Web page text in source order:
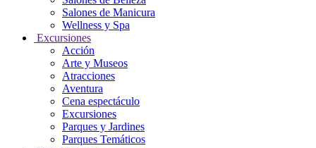
Salones de Manicura
Wellness y Spa
Excursiones
Acción
Arte y Museos
Atracciones
Aventura
Cena espectáculo
Excursiones
Parques y Jardines
Parques Temáticos